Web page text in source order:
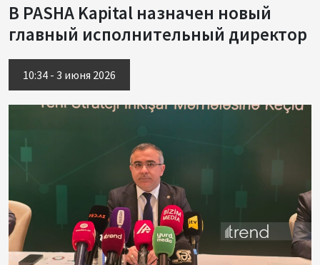
В PASHA Kapital назначен новый
главный исполнительный директор
10:34 - 3 июня 2026